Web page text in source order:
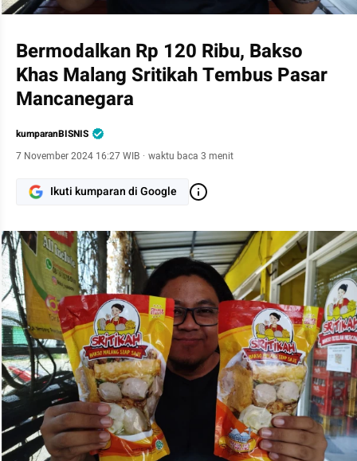
Bermodalkan Rp 120 Ribu, Bakso
Khas Malang Sritikah Tembus Pasar
Mancanegara
kumparanBISNIS
7 November 2024 16:27 WIB · waktu baca 3 menit
Ikuti kumparan di Google